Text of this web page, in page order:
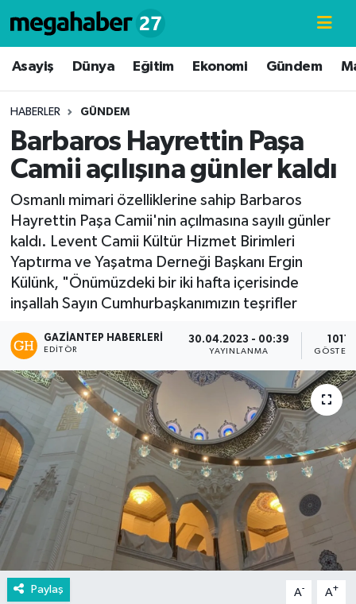
Asayiş Dünya Eğitim Ekonomi Gündem
HABERLER GÜNDEM
Barbaros Hayrettin Paşa
Camii açılışına günler kaldı
Osmanlı mimari özelliklerine sahip Barbaros
Hayrettin Paşa Camii'nin açılmasına sayılı günler
kaldı. Levent Camii Kültür Hizmet Birimleri
Yaptırma ve Yaşatma Derneği Başkanı Ergin
Külünk, "Önümüzdeki bir iki hafta içerisinde
inşallah Sayın Cumhurbaşkanımızın teşrifler
GAZIANTEP HABERLERI
EDITÖR
30.04.2023 - 00:39
YAYINLANMA
1011
Paylaş A- A+
Hava Durumu
Süper Lig Puan Durumu ve Fikstür
Tüm Manşetler
Son Dakika Haberleri
Haber Arşivi